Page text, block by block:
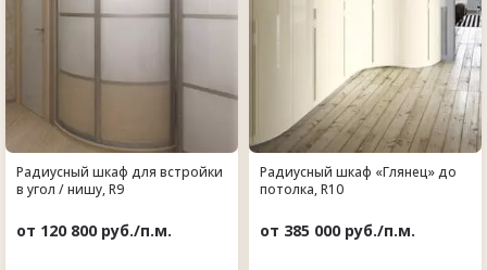
Радиусный шкаф для встройки
в угол / нишу, R9
от 120 800 руб./п.м.
Радиусный шкаф «Глянец» до
потолка, R10
от 385 000 руб./п.м.